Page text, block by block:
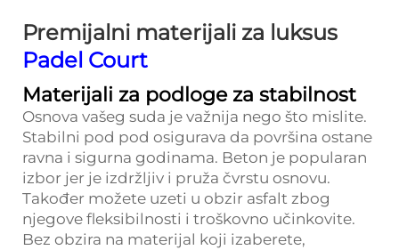
Premijalni materijali za luksus
Padel Court
Materijali za podloge za stabilnost
Osnova vašeg suda je važnija nego što mislite.
Stabilni pod pod osigurava da površina ostane
ravna i sigurna godinama. Beton je popularan
izbor jer je izdržljiv i pruža čvrstu osnovu.
Također možete uzeti u obzir asfalt zbog
njegove fleksibilnosti i troškovno učinkovite.
Bez obzira na materijal koji izaberete,